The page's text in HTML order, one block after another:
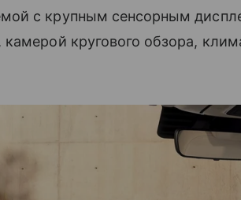
с крупным сенсорным
камерой кругового обзора,